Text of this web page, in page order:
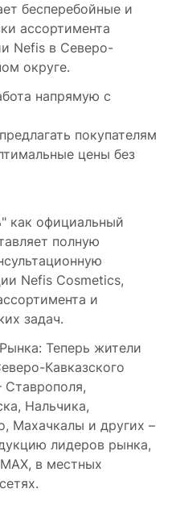
бесперебойные и
ассортимента
Nefis в Северо-
округе.
напрямую с
покупателям
цены без
как официальный
полную
Nefis Cosmetics,
и
задач.
Теперь жители
Кавказского
Ставрополя,
Нальчика,
Махачкалы и других –
лидеров рынка,
в местных